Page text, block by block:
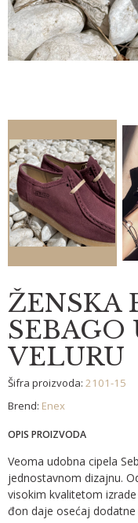
ŽENSKA
SEBAGO
VELURU
Šifra proizvoda: 2101-15
Brend: Enex
OPIS PROIZVODA
Veoma udobna cipela
jednostavnom dizajnu.
visokim kvalitetom
đon daje osećaj